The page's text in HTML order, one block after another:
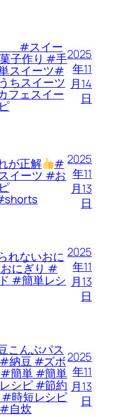
イー
子作り #手
スイーツ#
ちスイーツ
フェスイー
2025
年11
月14
日
が正解 #
イーツ #お
2025
年11
月13
日
れないおに
にぎり #
#簡単レシ
2025
年11
月13
日
こんぶパス
納豆 #ズボ
#簡単 #簡単
シピ #節約
時短レシピ
自炊
2025
年11
月13
日